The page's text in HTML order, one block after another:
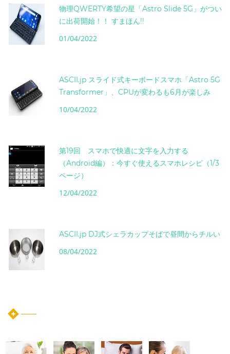
物理QWERTY希望の星「Astro Slide 5G」がつい
に出荷開始！！ すまほん!!
01/04/2022
ASCII.jp スライド式キーボードスマホ「Astro 5G
Transformer」、CPUが変わるも6月が楽しみ
10/04/2022
第19回 スマホで快適に文字を入力する
（Android編）：今すぐ使えるスマホレシピ（1/3
ページ）
12/04/2022
ASCII.jp DJ式シェラカップそばで昼間からチルい
08/04/2022